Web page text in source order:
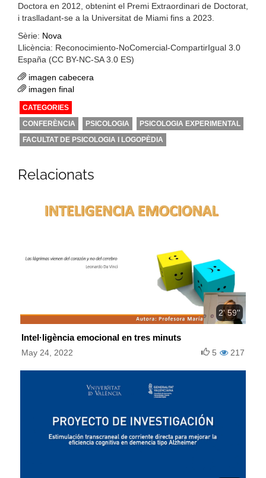
Doctora en 2012, obtenint el Premi Extraordinari de Doctorat,
i traslladant-se a la Universitat de Miami fins a 2023.
Sèrie: Nova
Llicència: Reconocimiento-NoComercial-CompartirIgual 3.0
España (CC BY-NC-SA 3.0 ES)
imagen cabecera
imagen final
CATEGORIES
CONFERÈNCIA
PSICOLOGIA
PSICOLOGIA EXPERIMENTAL
FACULTAT DE PSICOLOGIA I LOGOPÈDIA
Relacionats
2' 59''
Intel·ligència emocional en tres minuts
May 24, 2022 217
5